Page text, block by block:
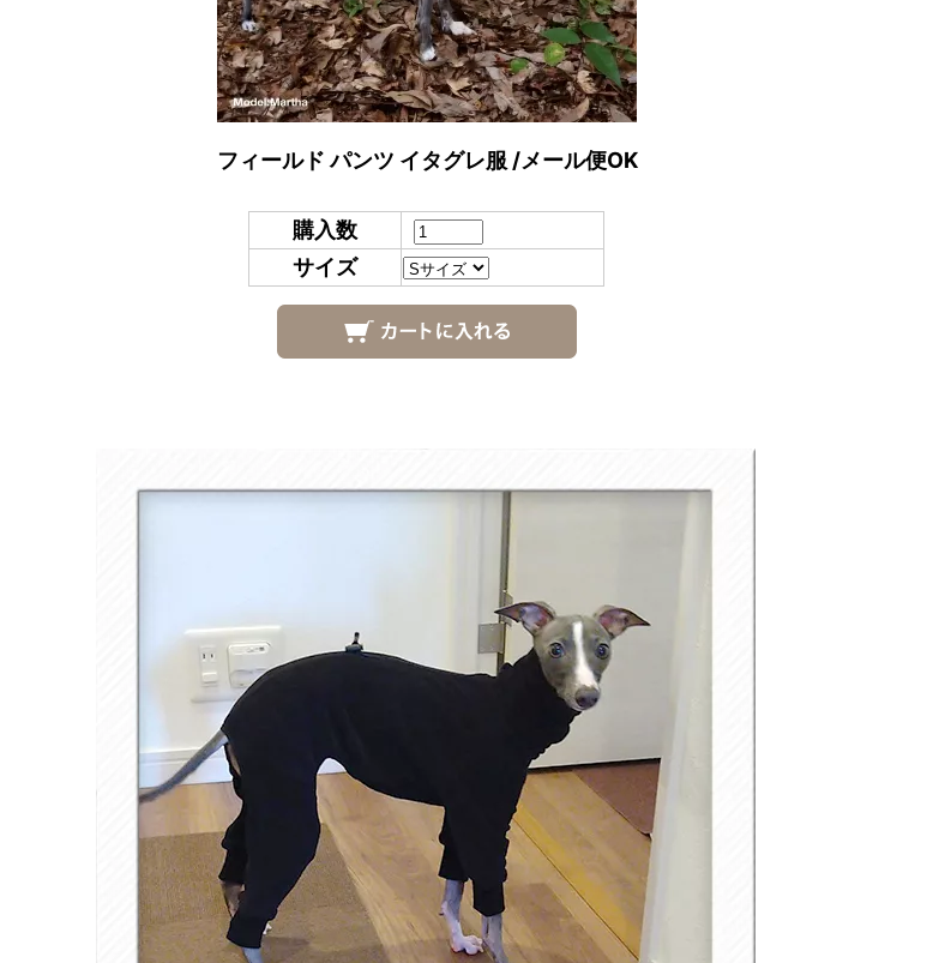
フィールド パンツ イタグレ服 /メール便OK
購入数
サイズ